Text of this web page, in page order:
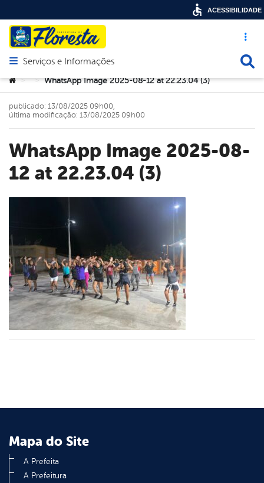
Acesso
Abrir menu principal de navegação
Serviços e Informações
Você está aqui:
> > WhatsApp Image 2025-08-12 at 22.23.04 (3)
WhatsApp Image 2025-08-
12 at 22.23.04 (3)
publicado: 13/08/2025 09h00,
última modificação: 13/08/2025 09h00
Mapa do Site
A Prefeita
A Prefeitura
ACESSIBILIDADE